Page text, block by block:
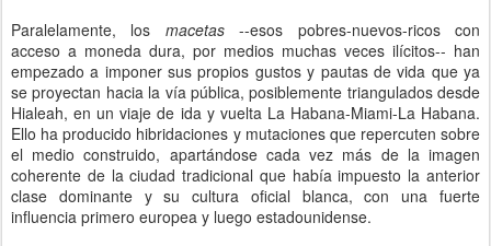
Paralelamente, los macetas--esos pobres-nuevos-ricos con
acceso a moneda dura, por medios muchas veces ilícitos-- han
empezado a imponer sus propios gustos y pautas de vida que ya
se proyectan hacia la vía pública, posiblemente triangulados desde
Hialeah, en un viaje de ida y vuelta La Habana-Miami-La Habana.
Ello ha producido hibridaciones y mutaciones que repercuten sobre
el medio construido, apartándose cada vez más de la imagen
coherente de la ciudad tradicional que había impuesto la anterior
clase dominante y su cultura oficial blanca, con una fuerte
influencia primero europea y luego estadounidense.